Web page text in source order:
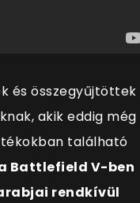
és összegyűjtöttek
akik eddig még
található
Battlefield V-ben
rendkívül